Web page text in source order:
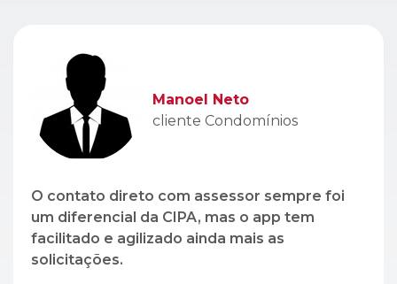
O contato direto com assessor sempre foi
um diferencial da CIPA, mas o app tem
facilitado e agilizado ainda mais as
solicitações.